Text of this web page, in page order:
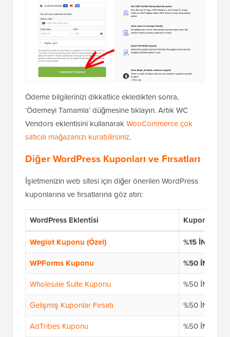
Ödeme bilgilerinizi dikkatlice ekledikten sonra,
‘Ödemeyi Tamamla’ düğmesine tıklayın. Artık WC
Vendors eklentisini kullanarakWooCommerce çok
satıcılı mağazanızı kurabilirsiniz.
Diğer WordPress Kuponları ve Fırsatları
İşletmenizin web sitesi için diğer önerilen WordPress
kuponlarına ve fırsatlarına göz atın:
WordPress Eklentisi
Kupon Kodu
Weglot Kuponu (Özel)
%15
WPForms Kuponu
%50 İNDİRİM
Wholesale Suite Kuponu
%50 İNDİRİM
Gelişmiş Kuponlar Fırsatı
%50 İNDİRİM
AdTribes Kuponu
%50 İNDİRİM